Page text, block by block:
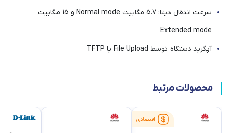
سرعت انتقال دیتا: 5.7 مگابیت Normal mode و 15 مگابیت
Extended mode
آپگرید دستگاه توسط File Upload یا TFTP
محصولات مرتبط
اقتصادی